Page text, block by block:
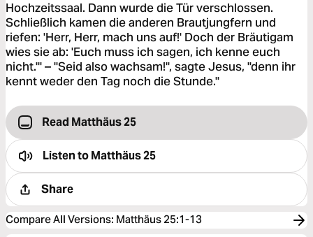
Hochzeitssaal. Dann wurde die Tür verschlossen.
Schließlich kamen die anderen Brautjungfern und
riefen: 'Herr, Herr, mach uns auf!' Doch der Bräutigam
wies sie ab: 'Euch muss ich sagen, ich kenne euch
nicht.'" – "Seid also wachsam!", sagte Jesus, "denn ihr
kennt weder den Tag noch die Stunde."
Read Matthäus 25
Listen toMatthäus 25
Share
Compare All Versions: Matthäus 25:1-13